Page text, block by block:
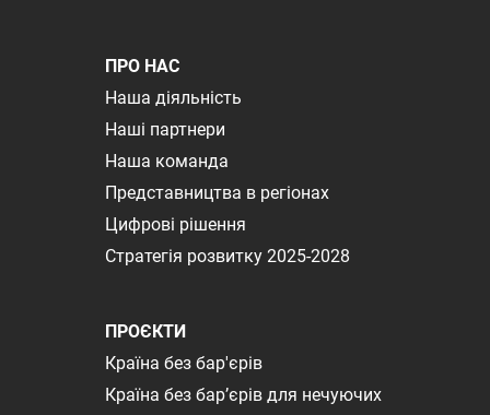
ПРО НАС
Наша діяльність
Наші партнери
Наша команда
Представництва в регіонах
Цифрові рішення
Стратегія розвитку 2025-2028
ПРОЄКТИ
Країна без бар'єрів
Країна без бар’єрів для нечуючих